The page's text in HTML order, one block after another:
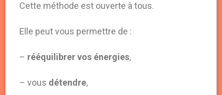
Cette méthode est ouverte à tous.
Elle peut vous permettre de :
– rééquilibrer vos énergies,
– vous détendre,